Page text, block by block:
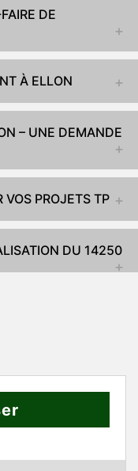
DE
À ELLON
– UNE DEMANDE
VOS PROJETS TP
DU 14250